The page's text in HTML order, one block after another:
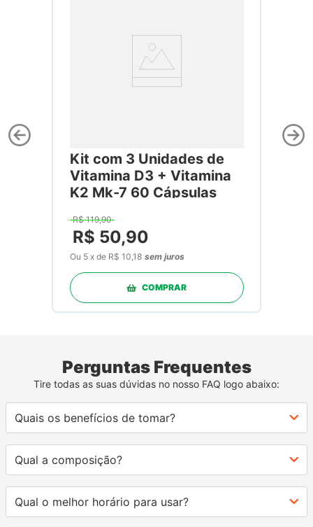
Kit com 3 Unidades de
Vitamina D3 + Vitamina
K2 Mk-7 60 Cápsulas
R$ 119,90
R$ 50,90
Ou 5 xde R$ 10,18 sem juros
COMPRAR
Perguntas Frequentes
Tire todas as suas dúvidas no nosso FAQ logo abaixo:
Quais os benefícios de tomar?
Qual a composição?
Qual o melhor horário para usar?